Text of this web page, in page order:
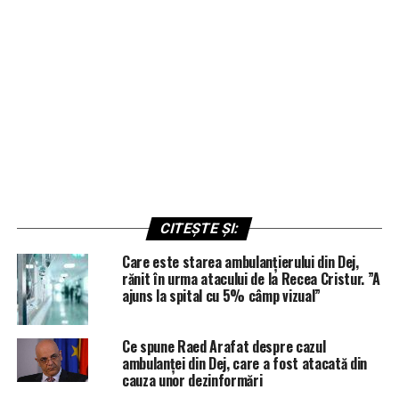
CITEȘTE ȘI:
Care este starea ambulanțierului din Dej,
rănit în urma atacului de la Recea Cristur. ”A
ajuns la spital cu 5% câmp vizual”
Ce spune Raed Arafat despre cazul
ambulanței din Dej, care a fost atacată din
cauza unor dezinformări